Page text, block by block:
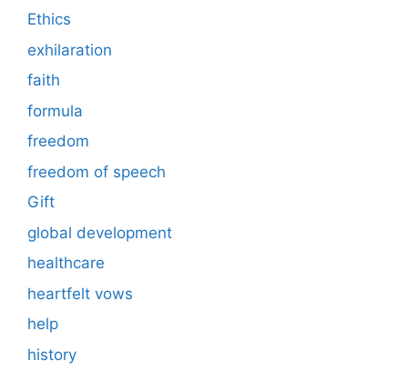
Ethics
exhilaration
faith
formula
freedom
freedom of speech
Gift
global development
healthcare
heartfelt vows
help
history